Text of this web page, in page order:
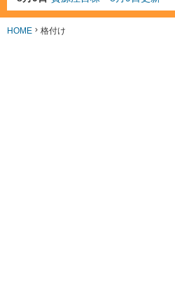
8月4日 AI注目株 8月4日更新
8月3日 人気業種注目株 8月3日更新
HOME 格付け